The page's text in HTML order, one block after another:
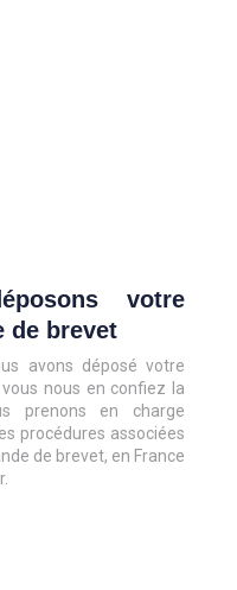
votre
de brevet
avons déposé votre
nous en confiez la
prenons en charge
procédures associées
de brevet, en France